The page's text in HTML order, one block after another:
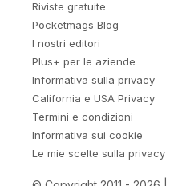
Riviste gratuite
Pocketmags Blog
I nostri editori
Plus+ per le aziende
Informativa sulla privacy
California e USA Privacy
Termini e condizioni
Informativa sui cookie
Le mie scelte sulla privacy